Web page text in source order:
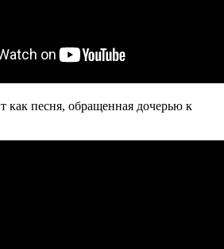
как песня, обращенная дочерью к